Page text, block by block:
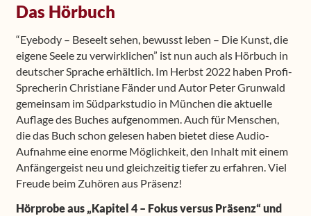
Das Hörbuch
“Eyebody – Beseelt sehen, bewusst leben – Die Kunst, die
eigene Seele zu verwirklichen” ist nun auch als Hörbuch in
deutscher Sprache erhältlich. Im Herbst 2022 haben Profi-
Sprecherin Christiane Fänder und Autor Peter Grunwald
gemeinsam im Südparkstudio in München die aktuelle
Auflage des Buches aufgenommen. Auch für Menschen,
die das Buch schon gelesen haben bietet diese Audio-
Aufnahme eine enorme Möglichkeit, den Inhalt mit einem
Anfängergeist neu und gleichzeitig tiefer zu erfahren. Viel
Freude beim Zuhören aus Präsenz!
Hörprobe aus „Kapitel 4 – Fokus versus Präsenz“ und